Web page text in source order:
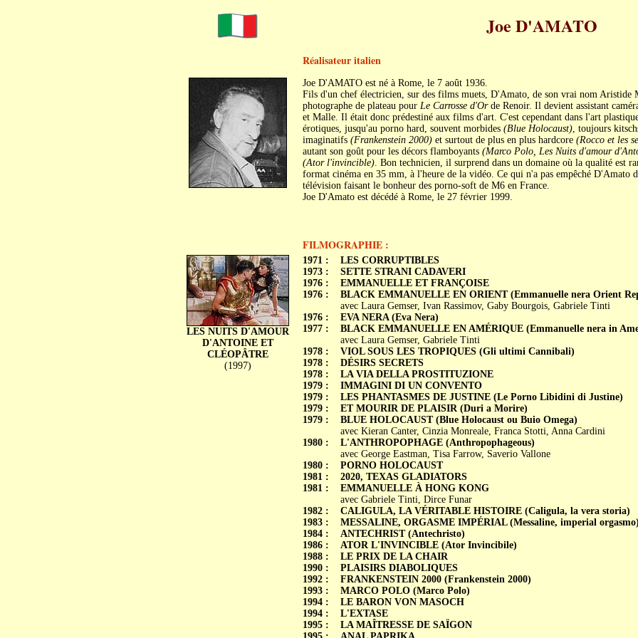
Joe D'AMATO
Réalisateur italien
Joe D'AMATO est né à Rome, le 7 août 1936.
Fils d'un chef électricien, sur des films muets, D'Amato, de son vrai nom Aristide
photographe de plateau pour Le Carrosse d'Or de Renoir. Il devient assistant
et Malle. Il était donc prédestiné aux films d'art. C'est cependant dans l'art
érotiques, jusqu'au porno hard, souvent morbides (Blue Holocaust), toujours
imaginatifs(Frankenstein 2000)et surtout de plus en plus hardcore (Rocco et les
autant son goût pour les décors flamboyants (Marco Polo, Les Nuits d'amour
(Ator l'invincible). Bon technicien, il surprend dans un domaine où la qualité est
format cinéma en 35 mm, à l'heure de la vidéo. Ce qui n'a pas empêché D'Amato
télévision faisant le bonheur des porno-soft de M6 en France.
Joe D'Amato est décédé à Rome, le 27 février 1999.
FILMOGRAPHIE :
LES NUITS D'AMOUR
D'ANTOINE ET
CLÉOPÂTRE
(1997)
1971 :
1973 :
1976 :
1976 :
1976 :
1977 :
1978 :
1978 :
1978 :
1979 :
1979 :
1979 :
1979 :
1980 :
1980 :
1981 :
1981 :
1982 :
1983 :
1984 :
1986 :
1988 :
1990 :
1992 :
1993 :
1994 :
1994 :
1995 :
LES CORRUPTIBLES
SETTE STRANI CADAVERI
EMMANUELLE ET FRANÇOISE
BLACK EMMANUELLE EN ORIENT (Emmanuelle nera Orient
avec Laura Gemser, Ivan Rassimov, Gaby Bourgois, Gabriele Tinti
EVA NERA (Eva Nera)
BLACK EMMANUELLE EN AMÉRIQUE (Emmanuelle nera in
avec Laura Gemser, Gabriele Tinti
VIOL SOUS LES TROPIQUES (Gli ultimi Cannibali)
DÉSIRS SECRETS
LA VIA DELLA PROSTITUZIONE
IMMAGINI DI UN CONVENTO
LES PHANTASMES DE JUSTINE (Le Porno Libidini di Justine)
ET MOURIR DE PLAISIR (Duri a Morire)
BLUE HOLOCAUST (Blue Holocaust ou Buio Omega)
avec Kieran Canter, Cinzia Monreale, Franca Stotti, Anna Cardini
L'ANTHROPOPHAGE (Anthropophageous)
avec George Eastman, Tisa Farrow, Saverio Vallone
PORNO HOLOCAUST
2020, TEXAS GLADIATORS
EMMANUELLE À HONG KONG
avec Gabriele Tinti, Dirce Funar
CALIGULA, LA VÉRITABLE HISTOIRE (Caligula, la vera storia)
MESSALINE, ORGASME IMPÉRIAL (Messaline, imperial orgasmo)
ANTECHRIST (Antechristo)
ATOR L'INVINCIBLE (Ator Invincibile)
LE PRIX DE LA CHAIR
PLAISIRS DIABOLIQUES
FRANKENSTEIN 2000 (Frankenstein 2000)
MARCO POLO (Marco Polo)
LE BARON VON MASOCH
L'EXTASE
LA MAÎTRESSE DE SAÏGON